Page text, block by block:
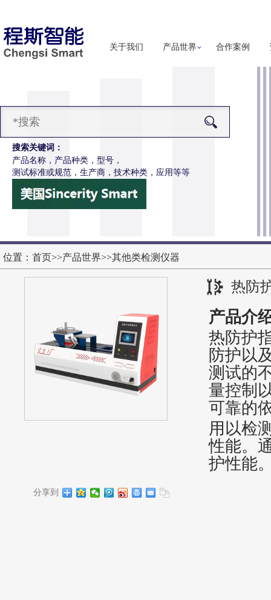
关于我们 产品世界 合作案例
搜索关键词：
产品名称，产品种类，型号，
测试标准或规范，生产商，技术种类，应用等等
烟花爆竹振动试验台
位置： 首页>>产品世界>>其他类检测仪器
热防
分享到
产品介
热防护
防护以
测试的
量控制
可靠的
用以检
性能。
护性能